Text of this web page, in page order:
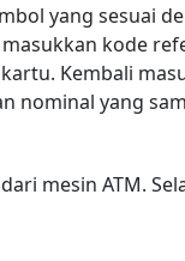
yang sesuai
kode
Kembali
nominal yang
mesin ATM.